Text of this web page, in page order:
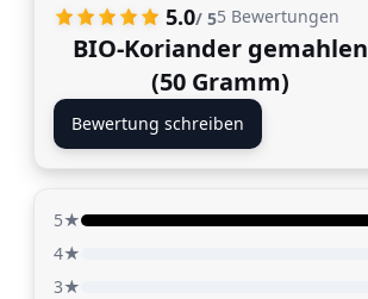
5.0/ 55 Bewertungen
BIO-Koriander gemahlen
(50 Gramm)
Bewertung schreiben
5★
4★
3★